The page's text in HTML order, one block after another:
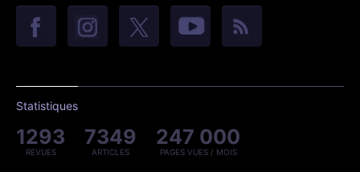
Statistiques
1293
REVUES
7349
ARTICLES
247 000
PAGES VUES / MOIS